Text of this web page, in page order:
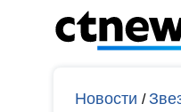
Новости /